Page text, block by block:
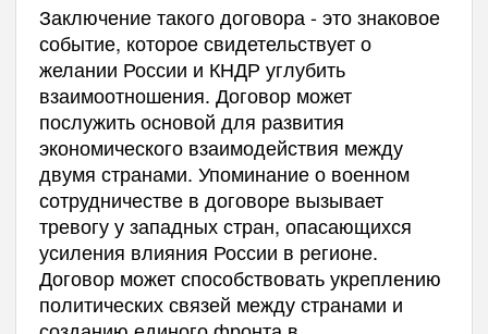
Заключение такого договора - это знаковое
событие, которое свидетельствует о
желании России и КНДР углубить
взаимоотношения. Договор может
послужить основой для развития
экономического взаимодействия между
двумя странами. Упоминание о военном
сотрудничестве в договоре вызывает
тревогу у западных стран, опасающихся
усиления влияния России в регионе.
Договор может способствовать укреплению
политических связей между странами и